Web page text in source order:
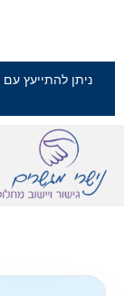
ניתן להתייעץ עם